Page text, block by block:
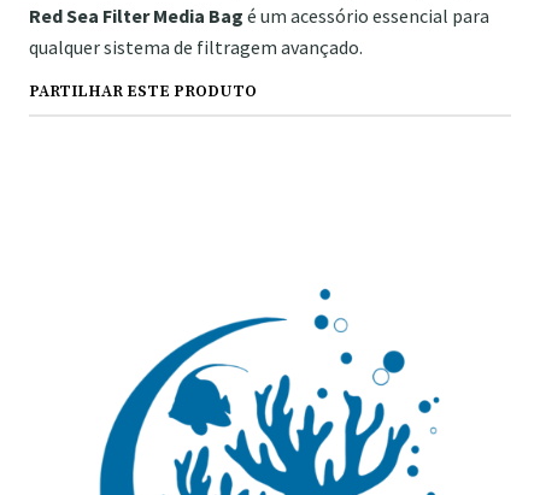
Red Sea Filter Media Bag é um acessório essencial para
qualquer sistema de filtragem avançado.
PARTILHAR ESTE PRODUTO